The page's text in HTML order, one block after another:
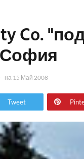
Co.
на 15 Май 2008
Tweet